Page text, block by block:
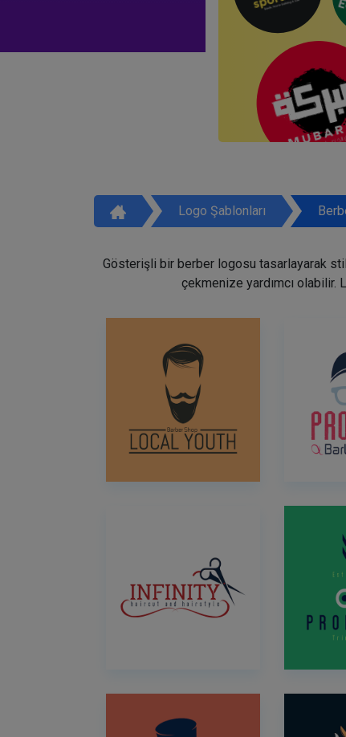
Logo Şablonları
Gösterişli bir berber logosu tasarlayarak
çekmenize yardımcı olabilir.